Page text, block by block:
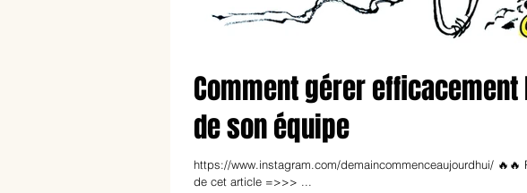
Comment gérer
de son équipe
https://www.instagram.com/demaincommenceaujourdhui/ 🔥🔥
de cet article =>>> ...